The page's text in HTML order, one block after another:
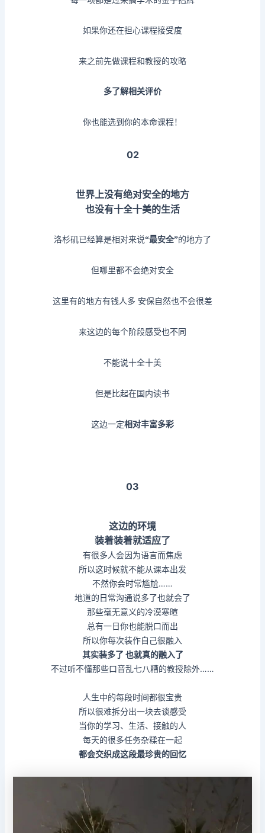
如果你还在担心课程接受度
来之前先做课程和教授的攻略
多了解相关评价
你也能选到你的本命课程！
02
世界上没有绝对安全的地方
也没有十全十美的生活
洛杉矶已经算是相对来说“最安全”的地方了
但哪里都不会绝对安全
这里有的地方有钱人多 安保自然也不会很差
来这边的每个阶段感受也不同
不能说十全十美
但是比起在国内读书
这边一定相对丰富多彩
03
这边的环境
装着装着就适应了
有很多人会因为语言而焦虑
所以这时候就不能从课本出发
不然你会时常尴尬……
地道的日常沟通说多了也就会了
那些毫无意义的冷漠寒暄
总有一日你也能脱口而出
所以你每次装作自己很融入
其实装多了 也就真的融入了
不过听不懂那些口音乱七八糟的教授除外……
人生中的每段时间都很宝贵
所以很难拆分出一块去谈感受
当你的学习、生活、接触的人
每天的很多任务杂糅在一起
都会交织成这段最珍贵的回忆